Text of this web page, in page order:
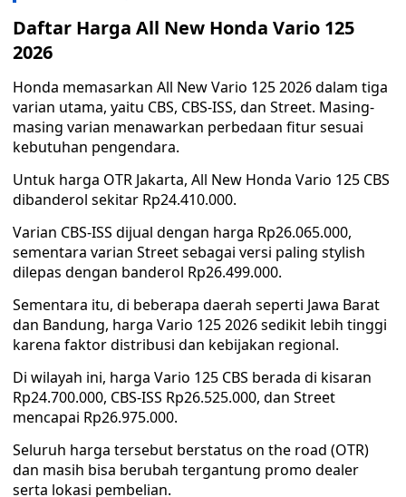
Daftar Harga All New Honda Vario 125
2026
Honda memasarkan All New Vario 125 2026 dalam tiga
varian utama, yaitu CBS, CBS-ISS, dan Street. Masing-
masing varian menawarkan perbedaan fitur sesuai
kebutuhan pengendara.
Untuk harga OTR Jakarta, All New Honda Vario 125 CBS
dibanderol sekitar Rp24.410.000.
Varian CBS-ISS dijual dengan harga Rp26.065.000,
sementara varian Street sebagai versi paling stylish
dilepas dengan banderol Rp26.499.000.
Sementara itu, di beberapa daerah seperti Jawa Barat
dan Bandung, harga Vario 125 2026 sedikit lebih tinggi
karena faktor distribusi dan kebijakan regional.
Di wilayah ini, harga Vario 125 CBS berada di kisaran
Rp24.700.000, CBS-ISS Rp26.525.000, dan Street
mencapai Rp26.975.000.
Seluruh harga tersebut berstatus on the road (OTR)
dan masih bisa berubah tergantung promo dealer
serta lokasi pembelian.